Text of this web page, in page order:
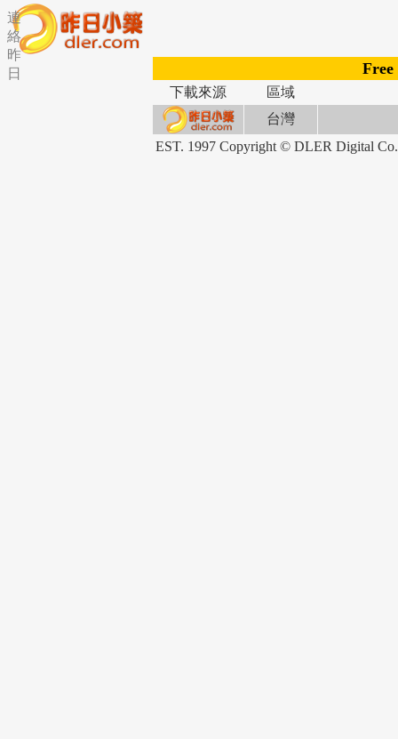
Free
下載來源
區域
台灣
EST. 1997 Copyright © DLER Digital
連
絡
昨
日